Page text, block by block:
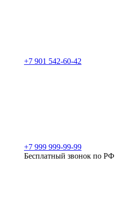
+7 901 542-60-42
+7 999 999-99-99
Бесплатный звонок по РФ